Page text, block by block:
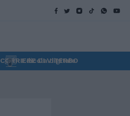
CORRIERE DI VITERBO
Edicola digitale